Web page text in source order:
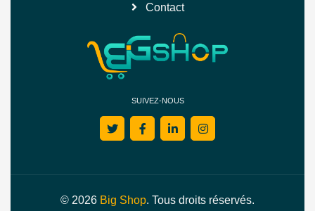
Contact
SUIVEZ-NOUS
© 2026 Big Shop. Tous droits réservés.